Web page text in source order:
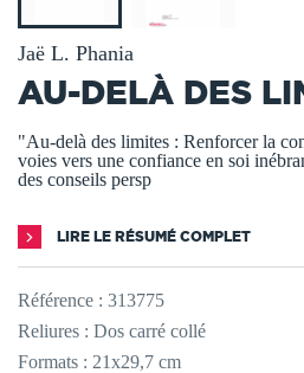
Jaë L. Phania
AU-DELÀ DES
"Au-delà des limites : Renforcer la
voies vers une confiance en soi
des conseils persp
LIRE LE RÉSUMÉ COMPLET
Référence : 313775
Reliures : Dos carré collé
Formats : 21x29,7 cm